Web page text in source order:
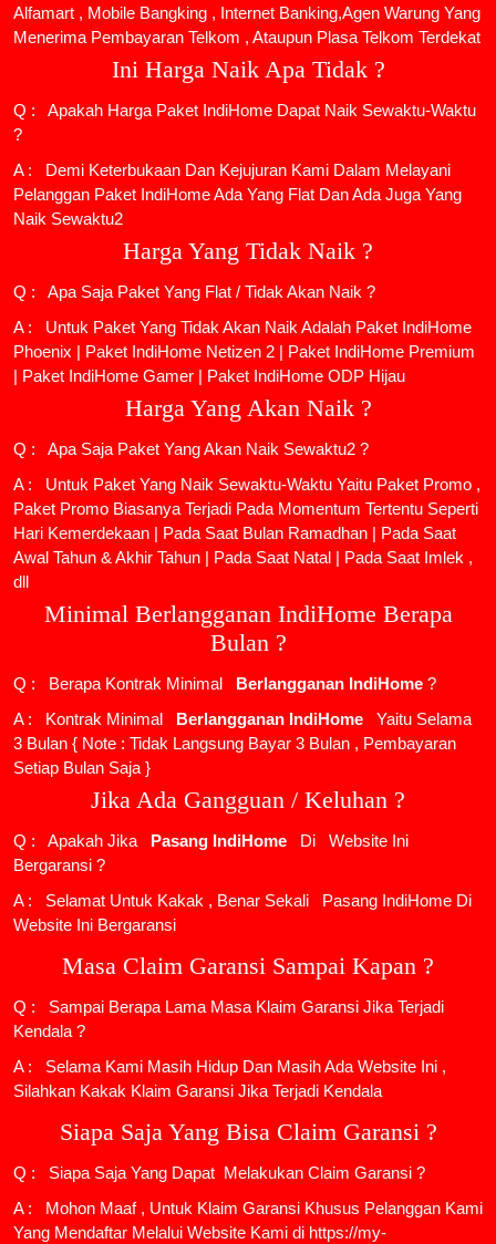
Alfamart , Mobile Bangking , Internet Banking,Agen Warung Yang
Menerima Pembayaran Telkom , Ataupun Plasa Telkom Terdekat
Ini Harga Naik Apa Tidak ?
Q : Apakah Harga Paket IndiHome Dapat Naik Sewaktu-Waktu
?
A : Demi Keterbukaan Dan Kejujuran Kami Dalam Melayani
Pelanggan Paket IndiHome Ada Yang Flat Dan Ada Juga Yang
Naik Sewaktu2
Harga Yang Tidak Naik ?
Q : Apa Saja Paket Yang Flat / Tidak Akan Naik ?
A : Untuk Paket Yang Tidak Akan Naik Adalah Paket IndiHome
Phoenix | Paket IndiHome Netizen 2 | Paket IndiHome Premium
| Paket IndiHome Gamer | Paket IndiHome ODP Hijau
Harga Yang Akan Naik ?
Q : Apa Saja Paket Yang Akan Naik Sewaktu2 ?
A : Untuk Paket Yang Naik Sewaktu-Waktu Yaitu Paket Promo ,
Paket Promo Biasanya Terjadi Pada Momentum Tertentu Seperti
Hari Kemerdekaan | Pada Saat Bulan Ramadhan | Pada Saat
Awal Tahun & Akhir Tahun | Pada Saat Natal | Pada Saat Imlek ,
dll
Minimal Berlangganan IndiHome Berapa
Bulan ?
Q : Berapa Kontrak Minimal Berlangganan IndiHome ?
A : Kontrak Minimal
Berlangganan IndiHome
Yaitu Selama
3 Bulan { Note : Tidak Langsung Bayar 3 Bulan , Pembayaran
Setiap Bulan Saja }
Jika Ada Gangguan / Keluhan ?
Q : Apakah Jika Pasang IndiHome Di
Website Ini
Bergaransi ?
A : Selamat Untuk Kakak , Benar Sekali
Pasang IndiHome Di
Website Ini Bergaransi
Masa Claim Garansi Sampai Kapan ?
Q : Sampai Berapa Lama Masa Klaim Garansi Jika Terjadi
Kendala ?
A : Selama Kami Masih Hidup Dan Masih Ada Website Ini ,
Silahkan Kakak Klaim Garansi Jika Terjadi Kendala
Siapa Saja Yang Bisa Claim Garansi ?
Q : Siapa Saja Yang Dapat Melakukan Claim Garansi ?
A : Mohon Maaf , Untuk Klaim Garansi Khusus Pelanggan Kami
Yang Mendaftar Melalui Website Kami di https://my-